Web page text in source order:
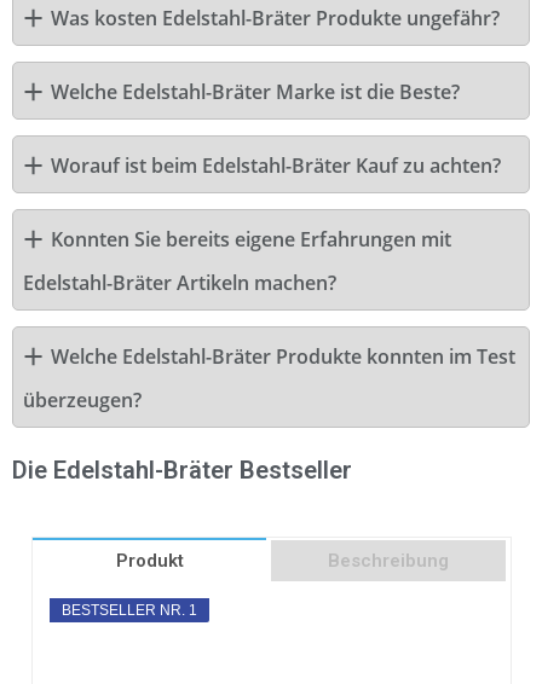
Was kosten Edelstahl-Bräter Produkte ungefähr?
Welche Edelstahl-Bräter Marke ist die Beste?
Worauf ist beim Edelstahl-Bräter Kauf zu achten?
Konnten Sie bereits eigene Erfahrungen mit
Edelstahl-Bräter Artikeln machen?
Welche Edelstahl-Bräter Produkte konnten im Test
überzeugen?
Die Edelstahl-Bräter Bestseller
Produkt Beschreibung
BESTSELLER NR. 1